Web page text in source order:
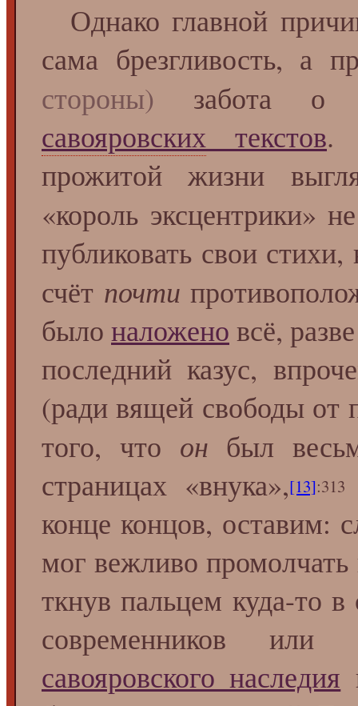
Однако главной
сама брезгливость,
стороны) забота о
савояровских текстов.
прожитой жизни
«король эксцентрики»
публиковать свои
счёт почти
было наложено всё,
последний казус,
(ради вящей свободы от
того, что он был
страницах «внука»,[13]:313
конце концов, оставим:
мог вежливо
ткнув пальцем куда-то в
современников или
савояровского наследия